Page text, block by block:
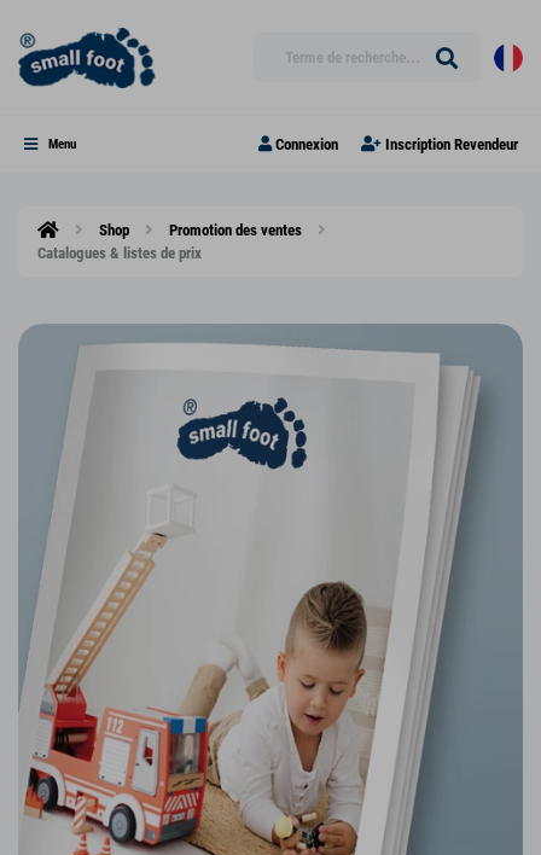
Menu Connexion Inscription Revendeur
Shop
Promotion des ventes
Catalogues & listes de prix